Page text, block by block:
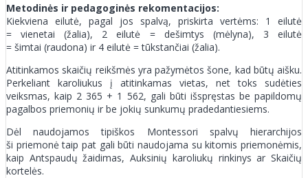
Metodinės ir pedagoginės rekomentacijos:
Kiekviena eilutė, pagal jos spalvą, priskirta vertėms: 1 eilutė
= vienetai (žalia), 2 eilutė = dešimtys (mėlyna), 3 eilutė
= šimtai (raudona) ir 4 eilutė = tūkstančiai (žalia).
Atitinkamos skaičių reikšmės yra pažymėtos šone, kad būtų aišku.
Perkeliant karoliukus į atitinkamas vietas, net toks sudėties
veiksmas, kaip 2 365 + 1 562, gali būti išspręstas be papildomų
pagalbos priemonių ir be jokių sunkumų pradedantiesiems.
Dėl naudojamos tipiškos Montessori spalvų hierarchijos
ši priemonė taip pat gali būti naudojama su kitomis priemonėmis,
kaip Antspaudų žaidimas, Auksinių karoliukų rinkinys ar Skaičių
kortelės.